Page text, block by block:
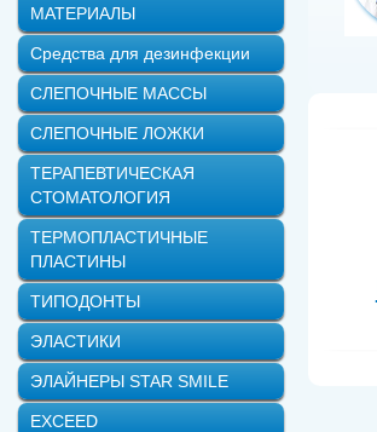
МАТЕРИАЛЫ
Средства для дезинфекции
СЛЕПОЧНЫЕ МАССЫ
СЛЕПОЧНЫЕ ЛОЖКИ
ТЕРАПЕВТИЧЕСКАЯ
СТОМАТОЛОГИЯ
ТЕРМОПЛАСТИЧНЫЕ
ПЛАСТИНЫ
ТИПОДОНТЫ
ЭЛАСТИКИ
ЭЛАЙНЕРЫ STAR SMILE
EXCEED